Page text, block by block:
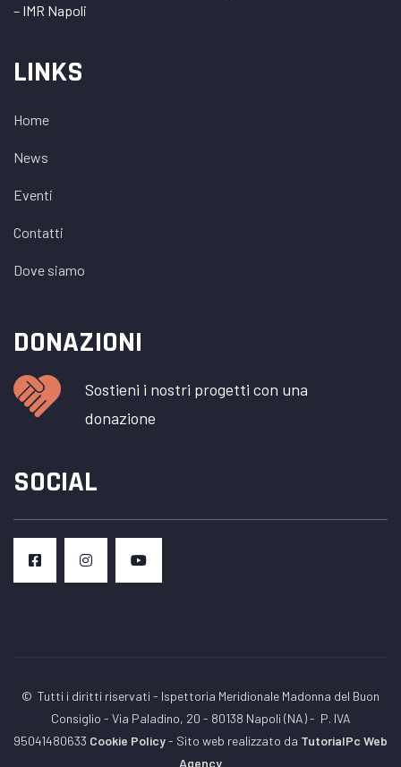
– IMR Napoli
LINKS
Home
News
Eventi
Contatti
Dove siamo
DONAZIONI
Sostieni i nostri progetti con una
donazione
SOCIAL
© Tutti i diritti riservati - Ispettoria Meridionale Madonna del Buon
Consiglio - Via Paladino, 20 - 80138 Napoli (NA) - P. IVA
95041480633 Cookie Policy- Sito web realizzato da TutorialPc Web
Agency